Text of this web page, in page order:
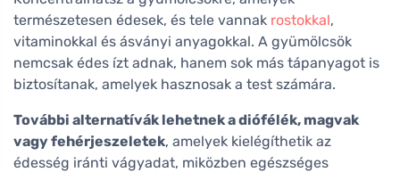
természetesen édesek, és tele vannak rostokkal,
vitaminokkal és ásványi anyagokkal. A gyümölcsök
nemcsak édes ízt adnak, hanem sok más tápanyagot is
biztosítanak, amelyek hasznosak a test számára.
További alternatívák lehetnek a diófélék, magvak
vagy fehérjeszeletek, amelyek kielégíthetik az
édesség iránti vágyadat, miközben egészséges